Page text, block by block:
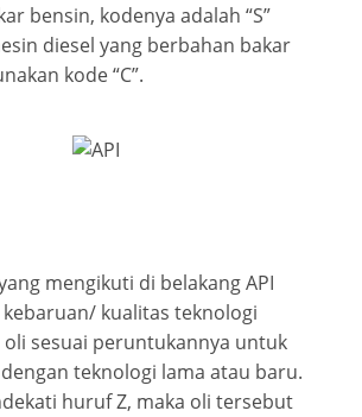
bensin, kodenya adalah “S”
diesel yang berbahan bakar
kode “C”.
mengikuti di belakang API
kualitas teknologi
sesuai peruntukannya untuk
teknologi lama atau baru.
huruf Z, maka oli tersebut